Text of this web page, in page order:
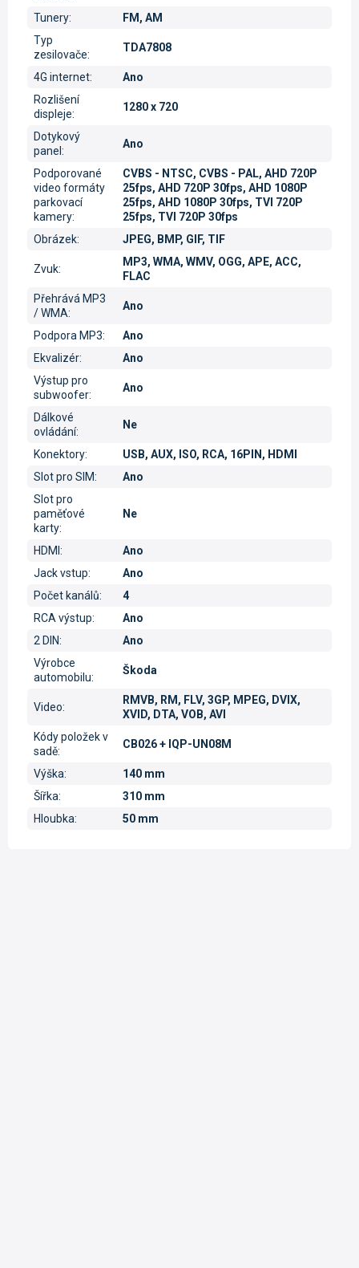
Tunery:
FM, AM
Typ
zesilovače:
TDA7808
4G internet:
Ano
Rozlišení
displeje:
1280 x 720
Dotykový
panel :
Ano
Podporované
video formáty
parkovací
kamery:
CVBS - NTSC, CVBS - PAL, AHD 720P
25fps, AHD 720P 30fps, AHD 1080P
25fps, AHD 1080P 30fps, TVI 720P
25fps, TVI 720P 30fps
Obrázek: JPEG, BMP, GIF, TIF
Zvuk:
MP3, WMA, WMV, OGG, APE, ACC,
FLAC
Přehrává MP3
/ WMA:
Ano
Podpora MP3:
Ano
Ekvalizér:
Ano
Výstup pro
subwoofer:
Ano
Dálkové
ovládání:
Ne
Konektory:
USB, AUX, ISO, RCA, 16PIN, HDMI
Slot pro SIM:
Ano
Slot pro
paměťové
karty:
Ne
HDMI :
Ano
Jack vstup:
Ano
Počet kanálů:
4
RCA výstup:
Ano
2 DIN:
Ano
Výrobce
automobilu:
Škoda
Video:
RMVB, RM, FLV, 3GP, MPEG, DVIX,
XVID, DTA, VOB, AVI
Kódy položek v
sadě:
CB026 + IQP-UN08M
Výška:
140 mm
Šířka:
310 mm
Hloubka: 50 mm